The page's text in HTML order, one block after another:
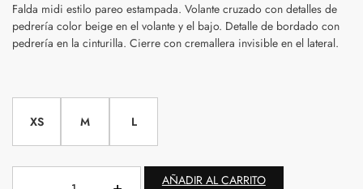
Falda midi estilo pareo estampada. Volante cruzado con detalles de
pedrería color beige en el volante y el bajo. Detalle de bordado con
pedrería en la cinturilla. Cierre con cremallera invisible en el lateral.
XS M L
AÑADIR AL CARRITO